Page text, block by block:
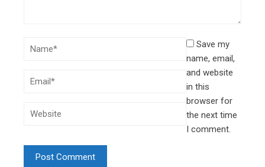
Save my
name, email,
and website
in this
browser for
the next time
I comment.